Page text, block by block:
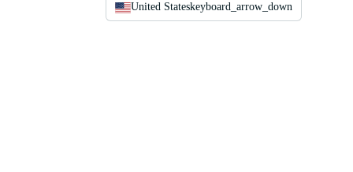
United Stateskeyboard_arrow_down